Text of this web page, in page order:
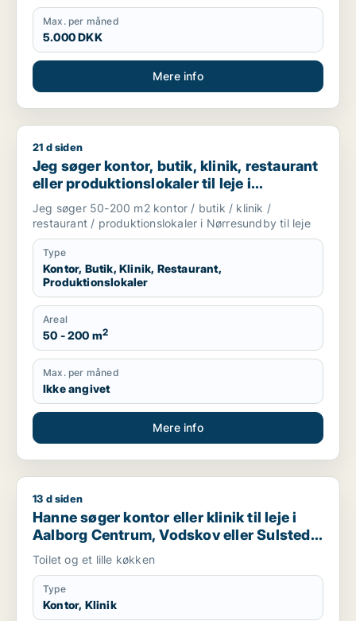
Max. per måned
5.000 DKK
Mere info
Jeg søger kontor, butik, klinik, restaurant eller
21 d siden
Jeg søger kontor, butik, klinik, restaurant
eller produktionslokaler til leje i
Nørresundby
Jeg søger 50-200 m2 kontor / butik / klinik /
restaurant / produktionslokaler i Nørresundby til leje
Type
Kontor, Butik, Klinik, Restaurant,
Produktionslokaler
Areal
50 - 200 m2
Max. per måned
Ikke angivet
Mere info
Hanne søger kontor eller klinik til leje i Aalborg Centrum,
13 d siden
Hanne søger kontor eller klinik til leje i
Aalborg Centrum, Vodskov eller Sulsted
m.fl.
Toilet og et lille køkken
Type
Kontor, Klinik